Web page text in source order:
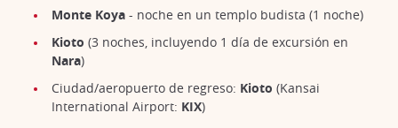
Monte Koya - noche en un templo budista (1 noche)
Kioto (3 noches, incluyendo 1 día de excursión en
Nara)
Ciudad/aeropuerto de regreso: Kioto (Kansai
International Airport: KIX)